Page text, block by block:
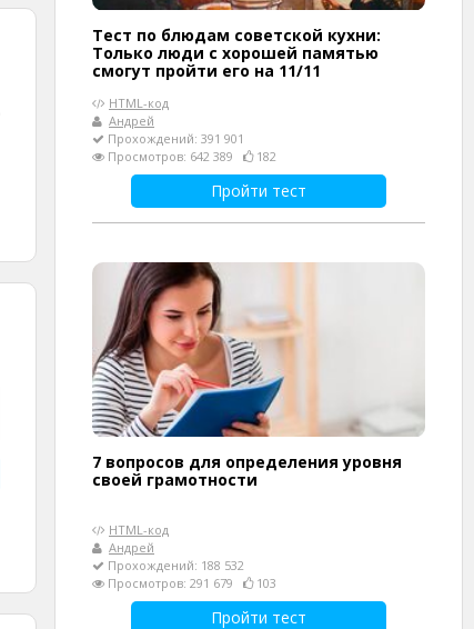
Тест по блюдам советской кухни:
Только люди с хорошей памятью
смогут пройти его на 11/11
HTML-код
Андрей
Прохождений: 391 901
Просмотров: 642 389
182
Пройти тест
7 вопросов для определения уровня
своей грамотности
HTML-код
Андрей
Прохождений: 188 532
Просмотров: 291 679
103
Пройти тест